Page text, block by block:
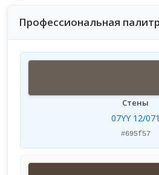
Профессиональная
Стены
07YY 12/071
#695f57